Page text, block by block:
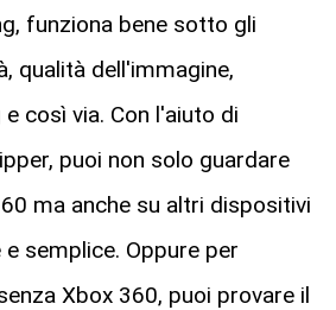
funziona bene sotto gli
qualità dell'immagine,
così via. Con l'aiuto di
puoi non solo guardare
ma anche su altri dispositivi
semplice. Oppure per
Xbox 360, puoi provare il